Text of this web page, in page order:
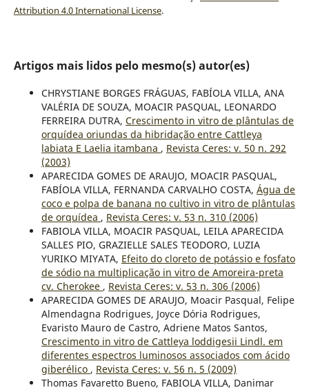
Attribution 4.0 International License.
Artigos mais lidos pelo mesmo(s) autor(es)
CHRYSTIANE BORGES FRÁGUAS, FABÍOLA VILLA, ANA
VALÉRIA DE SOUZA, MOACIR PASQUAL, LEONARDO
FERREIRA DUTRA, Crescimento in vitro de plântulas de
orquídea oriundas da hibridação entre Cattleya
labiata E Laelia itambana , Revista Ceres: v. 50 n. 292
(2003)
APARECIDA GOMES DE ARAUJO, MOACIR PASQUAL,
FABÍOLA VILLA, FERNANDA CARVALHO COSTA, Água de
coco e polpa de banana no cultivo in vitro de plântulas
de orquídea , Revista Ceres: v. 53 n. 310 (2006)
FABIOLA VILLA, MOACIR PASQUAL, LEILA APARECIDA
SALLES PIO, GRAZIELLE SALES TEODORO, LUZIA
YURIKO MIYATA, Efeito do cloreto de potássio e fosfato
de sódio na multiplicação in vitro de Amoreira-preta
cv. Cherokee , Revista Ceres: v. 53 n. 306 (2006)
APARECIDA GOMES DE ARAUJO, Moacir Pasqual, Felipe
Almendagna Rodrigues, Joyce Dória Rodrigues,
Evaristo Mauro de Castro, Adriene Matos Santos,
Crescimento in vitro de Cattleya loddigesii Lindl. em
diferentes espectros luminosos associados com ácido
giberélico , Revista Ceres: v. 56 n. 5 (2009)
Thomas Favaretto Bueno, FABIOLA VILLA, Danimar